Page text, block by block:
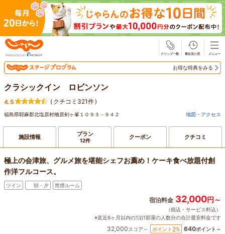
お得な特典をみる
クラシックイン ロビンソン
4.5 ( クチコミ321件)
福島県耶麻郡北塩原村檜原剣ヶ峯１０９３－９４２ 地図・アクセス
施設情報 プラン
12件 クーポン クチコミ
極上の会津旅、グルメ旅を堪能シェフお薦め！ケーキ食べ放題付創
作洋フルコース。
ツイン 朝・夕 禁煙ルーム
宿泊料金 32,000円～
（税込・サービス料込）
※直近6ヶ月以内の1泊1部屋の人数分の合計最安料金です
32,000スコア～ ポイント 2% 640ポイント～